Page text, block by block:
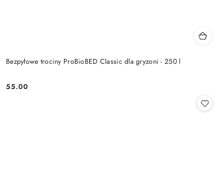
Bezpyłowe trociny ProBioBED Classic dla gryzoni - 250 l
Cena:
55.00